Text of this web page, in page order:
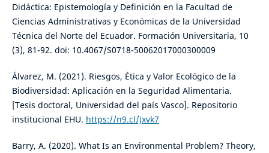
Didáctica: Epistemología y Definición en la Facultad de
Ciencias Administrativas y Económicas de la Universidad
Técnica del Norte del Ecuador. Formación Universitaria, 10
(3), 81-92. doi: 10.4067/S0718-50062017000300009
Álvarez, M. (2021). Riesgos, Ética y Valor Ecológico de la
Biodiversidad: Aplicación en la Seguridad Alimentaria.
[Tesis doctoral, Universidad del país Vasco]. Repositorio
institucional EHU. https://n9.cl/jxvk7
Barry, A. (2020). What Is an Environmental Problem? Theory,